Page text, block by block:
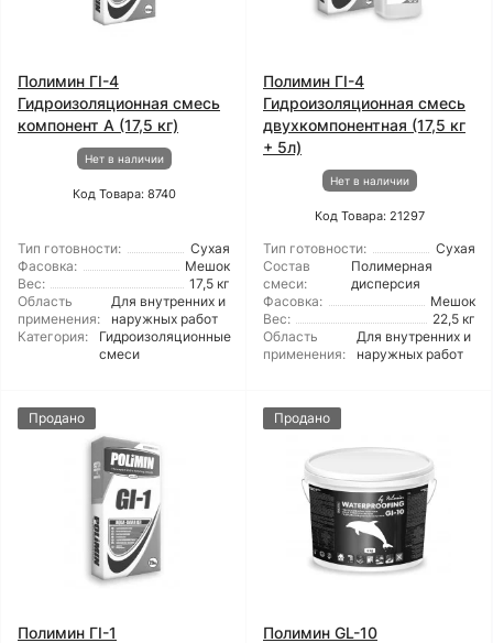
Полимин ГІ-4
Гидроизоляционная смесь
компонент А (17,5 кг)
Нет в наличии
Код Товара: 8740
Тип готовности:
Сухая
Фасовка:
Мешок
Вес:
17,5 кг
Область
применения:
Для внутренних и
наружных работ
Категория:
Гидроизоляционные
смеси
Полимин ГІ-4
Гидроизоляционная смесь
двухкомпонентная (17,5 кг
+ 5л)
Нет в наличии
Код Товара: 21297
Тип готовности:
Сухая
Состав
смеси:
Полимерная
дисперсия
Фасовка:
Мешок
Вес:
22,5 кг
Область
применения:
Для внутренних и
наружных работ
Продано
Полимин ГІ-1
Продано
Полимин GL-10